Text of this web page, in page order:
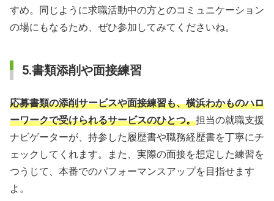
すめ。同じように求職活動中の方とのコミュニケーション
の場にもなるため、ぜひ参加してみてくださいね。
5.書類添削や面接練習
応募書類の添削サービスや面接練習も、横浜わかものハロ
ーワークで受けられるサービスのひとつ。担当の就職支援
ナビゲーターが、持参した履歴書や職務経歴書を丁寧にチ
ェックしてくれます。また、実際の面接を想定した練習を
つうじて、本番でのパフォーマンスアップを目指せます
よ。